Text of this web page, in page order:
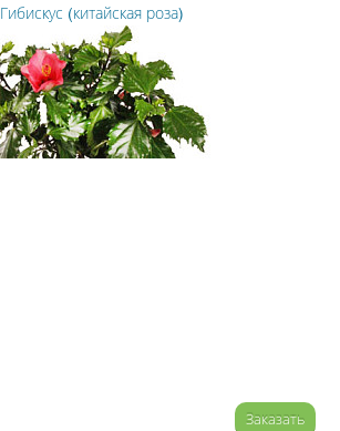
Гибискус (китайская роза)
Заказать